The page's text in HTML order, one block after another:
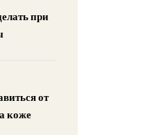
при
от
коже